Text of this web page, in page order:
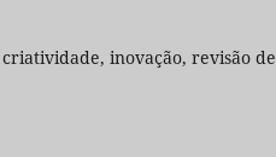
inovação, revisão de